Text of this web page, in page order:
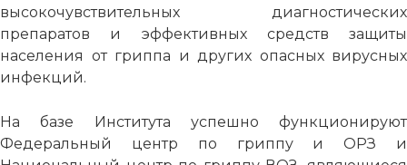
высокочувствительных диагностических
препаратов и эффективных средств защиты
населения от гриппа и других опасных вирусных
инфекций.
На базе Института успешно функционируют
Федеральный центр по гриппу и ОРЗ и